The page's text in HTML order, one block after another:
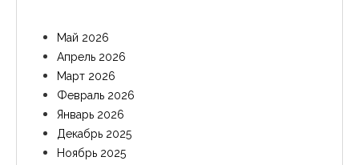
Май 2026
Апрель 2026
Март 2026
Февраль 2026
Январь 2026
Декабрь 2025
Ноябрь 2025